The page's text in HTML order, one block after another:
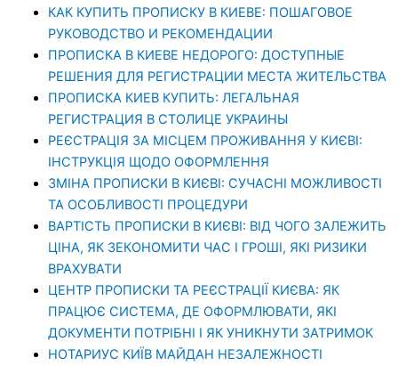
КАК КУПИТЬ ПРОПИСКУ В КИЕВЕ: ПОШАГОВОЕ
РУКОВОДСТВО И РЕКОМЕНДАЦИИ
ПРОПИСКА В КИЕВЕ НЕДОРОГО: ДОСТУПНЫЕ
РЕШЕНИЯ ДЛЯ РЕГИСТРАЦИИ МЕСТА ЖИТЕЛЬСТВА
ПРОПИСКА КИЕВ КУПИТЬ: ЛЕГАЛЬНАЯ
РЕГИСТРАЦИЯ В СТОЛИЦЕ УКРАИНЫ
РЕЄСТРАЦІЯ ЗА МІСЦЕМ ПРОЖИВАННЯ У КИЄВІ:
ІНСТРУКЦІЯ ЩОДО ОФОРМЛЕННЯ
ЗМІНА ПРОПИСКИ В КИЄВІ: СУЧАСНІ МОЖЛИВОСТІ
ТА ОСОБЛИВОСТІ ПРОЦЕДУРИ
ВАРТІСТЬ ПРОПИСКИ В КИЄВІ: ВІД ЧОГО ЗАЛЕЖИТЬ
ЦІНА, ЯК ЗЕКОНОМИТИ ЧАС І ГРОШІ, ЯКІ РИЗИКИ
ВРАХУВАТИ
ЦЕНТР ПРОПИСКИ ТА РЕЄСТРАЦІЇ КИЄВА: ЯК
ПРАЦЮЄ СИСТЕМА, ДЕ ОФОРМЛЮВАТИ, ЯКІ
ДОКУМЕНТИ ПОТРІБНІ І ЯК УНИКНУТИ ЗАТРИМОК
НОТАРИУС КИЇВ МАЙДАН НЕЗАЛЕЖНОСТІ